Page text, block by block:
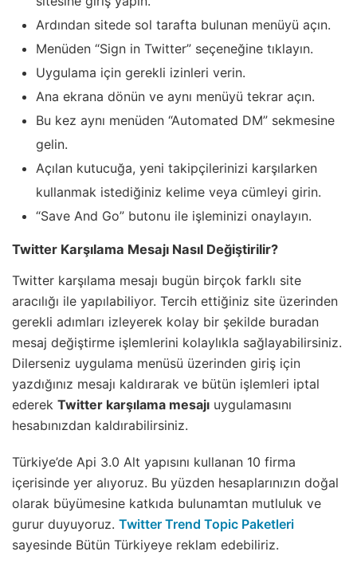
Ardından sitede sol tarafta bulunan menüyü açın.
Menüden “Sign in Twitter” seçeneğine tıklayın.
Uygulama için gerekli izinleri verin.
Ana ekrana dönün ve aynı menüyü tekrar açın.
Bu kez aynı menüden “Automated DM” sekmesine
gelin.
Açılan kutucuğa, yeni takipçilerinizi karşılarken
kullanmak istediğiniz kelime veya cümleyi girin.
“Save And Go” butonu ile işleminizi onaylayın.
Twitter Karşılama Mesajı Nasıl Değiştirilir?
Twitter karşılama mesajı bugün birçok farklı site
aracılığı ile yapılabiliyor. Tercih ettiğiniz site üzerinden
gerekli adımları izleyerek kolay bir şekilde buradan
mesaj değiştirme işlemlerini kolaylıkla sağlayabilirsiniz.
Dilerseniz uygulama menüsü üzerinden giriş için
yazdığınız mesajı kaldırarak ve bütün işlemleri iptal
ederek Twitter karşılama mesajı uygulamasını
hesabınızdan kaldırabilirsiniz.
Türkiye’de Api 3.0 Alt yapısını kullanan 10 firma
içerisinde yer alıyoruz. Bu yüzden hesaplarınızın doğal
olarak büyümesine katkıda bulunamtan mutluluk ve
gurur duyuyoruz. Twitter Trend Topic Paketleri
sayesinde Bütün Türkiyeye reklam edebiliriz.